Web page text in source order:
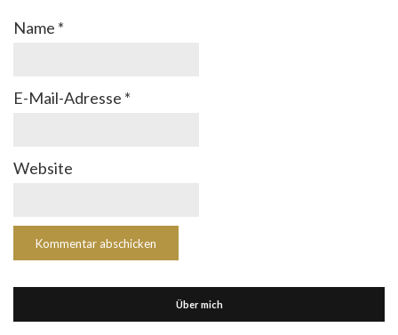
Name *
E-Mail-Adresse *
Website
Über mich